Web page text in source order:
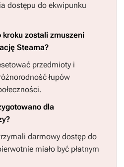
dostępu do ekwipunku
kroku zostali zmuszeni
Steama?
przedmioty i
łupów
dla
darmowy dostęp do
miało być płatnym